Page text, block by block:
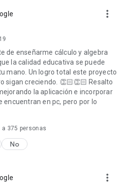
more_vert
de enseñarme cálculo y algebra
la calidad educativa se puede
mano. Un logro total este proyecto
sigan creciendo. 👏🏻👏🏻 Resalto
la aplicación e incorporar
encuentran en pc, pero por lo
a 375 personas
No
more_vert